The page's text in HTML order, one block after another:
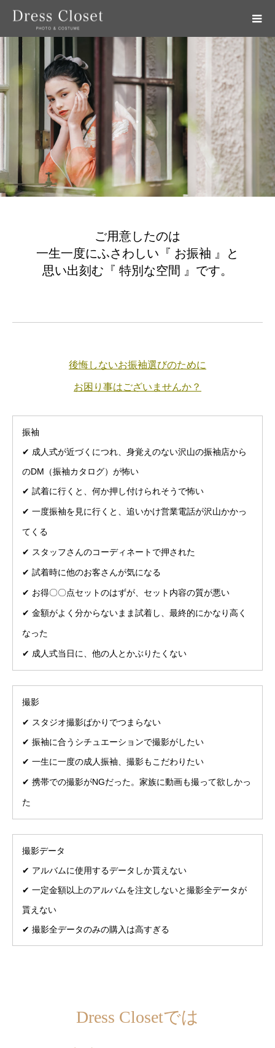
.
ご用意したのは
一生一度にふさわしい『 お振袖 』と
思い出刻む『 特別な空間 』です。
後悔しないお振袖選びのために
お困り事はございませんか？
振袖
✔︎ 成人式が近づくにつれ、身覚えのない沢山の振袖店から
のDM（振袖カタログ）が怖い
✔︎ 試着に行くと、何か押し付けられそうで怖い
✔︎ 一度振袖を見に行くと、追いかけ営業電話が沢山かかっ
てくる
✔︎ スタッフさんのコーディネートで押された
✔︎ 試着時に他のお客さんが気になる
✔︎ お得〇〇点セットのはずが、セット内容の質が悪い
✔︎ 金額がよく分からないまま試着し、最終的にかなり高く
なった
✔︎ 成人式当日に、他の人とかぶりたくない
撮影
✔︎ スタジオ撮影ばかりでつまらない
✔︎ 振袖に合うシチュエーションで撮影がしたい
✔︎ 一生に一度の成人振袖、撮影もこだわりたい
✔︎ 携帯での撮影がNGだった。家族に動画も撮って欲しかっ
た
撮影データ
✔︎ アルバムに使用するデータしか貰えない
✔︎ 一定金額以上のアルバムを注文しないと撮影全データが
貰えない
✔︎ 撮影全データのみの購入は高すぎる
Dress Closetでは